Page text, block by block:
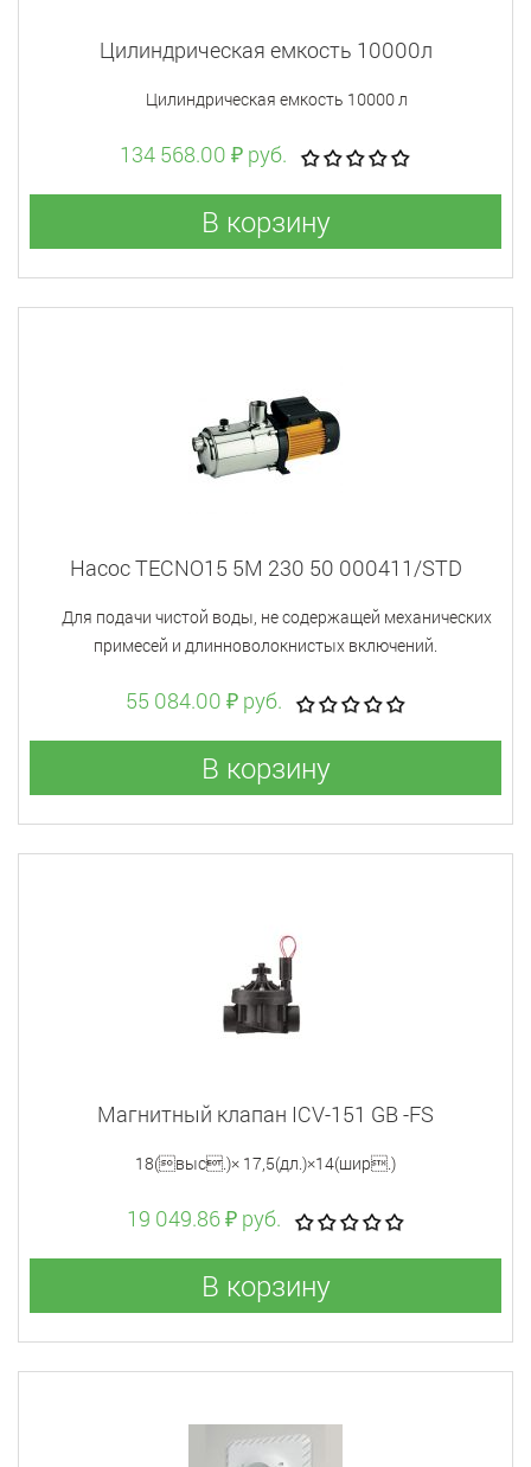
Цилиндрическая емкость 10000л
Цилиндрическая емкость 10000 л
134 568.00 ₽ руб.
В корзину
Насос TECNO15 5M 230 50 000411/STD
Для подачи чистой воды, не содержащей механических
примесей и длинноволокнистых включений.
55 084.00 ₽ руб.
В корзину
Магнитный клапан ICV-151 GB -FS
18(выс.)× 17,5(дл.)×14(шир.)
19 049.86 ₽ руб.
В корзину